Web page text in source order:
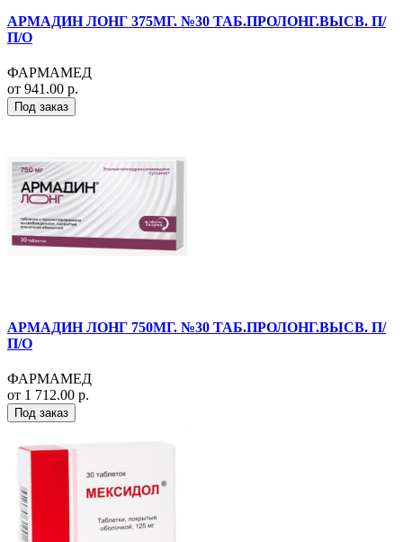
АРМАДИН ЛОНГ 375МГ. №30 ТАБ.ПРОЛОНГ.ВЫСВ. П/
П/О
ФАРМАМЕД
от 941.00 р.
Под заказ
АРМАДИН ЛОНГ 750МГ. №30 ТАБ.ПРОЛОНГ.ВЫСВ. П/
П/О
ФАРМАМЕД
от 1 712.00 р.
Под заказ